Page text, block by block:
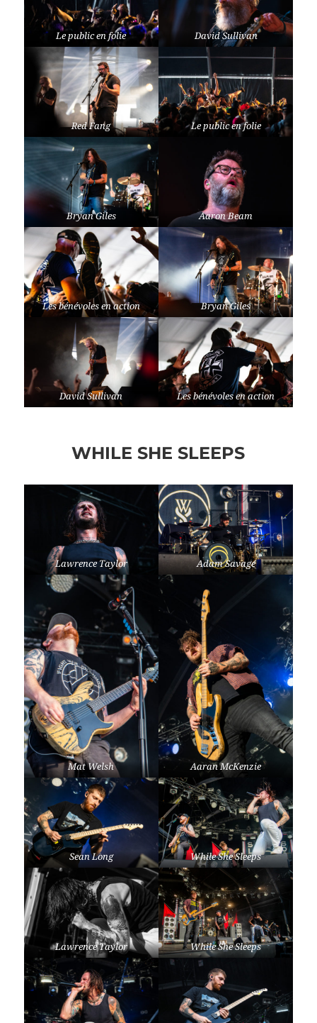
Le public en folie David Sullivan
Red Fang Le public en folie
Bryan Giles Aaron Beam
Les bénévoles en action Bryan Giles
David Sullivan Les bénévoles en action
WHILE SHE SLEEPS
Lawrence Taylor Adam Savage
Mat Welsh Aaran McKenzie
Sean Long While She Sleeps
Lawrence Taylor While She Sleeps